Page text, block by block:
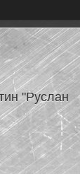
"Руслан